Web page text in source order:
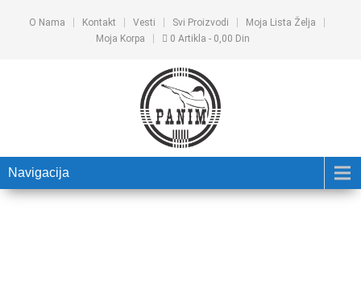
O Nama Kontakt Vesti Svi Proizvodi
Moja Lista Želja
Moja Korpa
0 Artikla 0,00 Din
Navigacija